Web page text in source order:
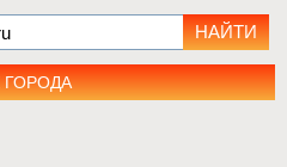
ГОРОДА